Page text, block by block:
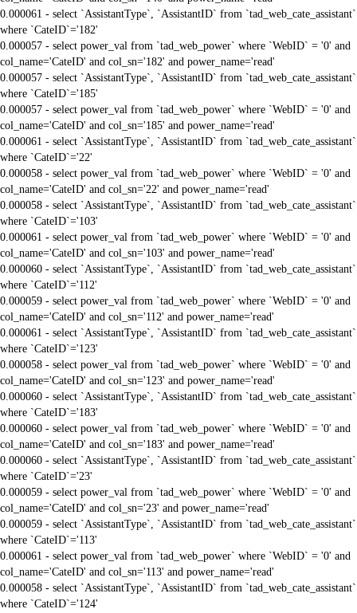
0.000061 - select `AssistantType`, `AssistantID` from `tad_web_cate_assistant`
where `CateID`='182'
0.000057 - select power_val from `tad_web_power` where `WebID` = '0' and
col_name='CateID' and col_sn='182' and power_name='read'
0.000057 - select `AssistantType`, `AssistantID` from `tad_web_cate_assistant`
where `CateID`='185'
0.000057 - select power_val from `tad_web_power` where `WebID` = '0' and
col_name='CateID' and col_sn='185' and power_name='read'
0.000061 - select `AssistantType`, `AssistantID` from `tad_web_cate_assistant`
where `CateID`='22'
0.000058 - select power_val from `tad_web_power` where `WebID` = '0' and
col_name='CateID' and col_sn='22' and power_name='read'
0.000058 - select `AssistantType`, `AssistantID` from `tad_web_cate_assistant`
where `CateID`='103'
0.000061 - select power_val from `tad_web_power` where `WebID` = '0' and
col_name='CateID' and col_sn='103' and power_name='read'
0.000060 - select `AssistantType`, `AssistantID` from `tad_web_cate_assistant`
where `CateID`='112'
0.000059 - select power_val from `tad_web_power` where `WebID` = '0' and
col_name='CateID' and col_sn='112' and power_name='read'
0.000061 - select `AssistantType`, `AssistantID` from `tad_web_cate_assistant`
where `CateID`='123'
0.000058 - select power_val from `tad_web_power` where `WebID` = '0' and
col_name='CateID' and col_sn='123' and power_name='read'
0.000060 - select `AssistantType`, `AssistantID` from `tad_web_cate_assistant`
where `CateID`='183'
0.000060 - select power_val from `tad_web_power` where `WebID` = '0' and
col_name='CateID' and col_sn='183' and power_name='read'
0.000060 - select `AssistantType`, `AssistantID` from `tad_web_cate_assistant`
where `CateID`='23'
0.000059 - select power_val from `tad_web_power` where `WebID` = '0' and
col_name='CateID' and col_sn='23' and power_name='read'
0.000059 - select `AssistantType`, `AssistantID` from `tad_web_cate_assistant`
where `CateID`='113'
0.000061 - select power_val from `tad_web_power` where `WebID` = '0' and
col_name='CateID' and col_sn='113' and power_name='read'
0.000058 - select `AssistantType`, `AssistantID` from `tad_web_cate_assistant`
where `CateID`='124'